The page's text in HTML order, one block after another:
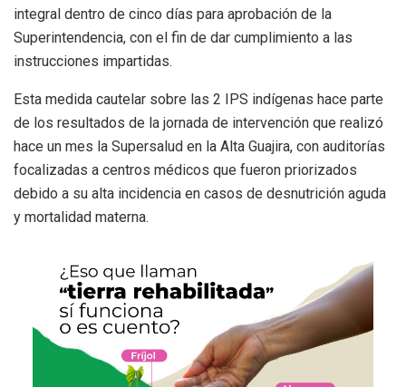
integral dentro de cinco días para aprobación de la
Superintendencia, con el fin de dar cumplimiento a las
instrucciones impartidas.
Esta medida cautelar sobre las 2 IPS indígenas hace parte
de los resultados de la jornada de intervención que realizó
hace un mes la Supersalud en la Alta Guajira, con auditorías
focalizadas a centros médicos que fueron priorizados
debido a su alta incidencia en casos de desnutrición aguda
y mortalidad materna.